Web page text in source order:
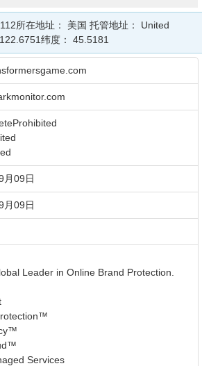
所在地址： 美国 托管地址： United
纬度： 45.5181
月09日
月09日
Leader in Online Brand Protection.
Services